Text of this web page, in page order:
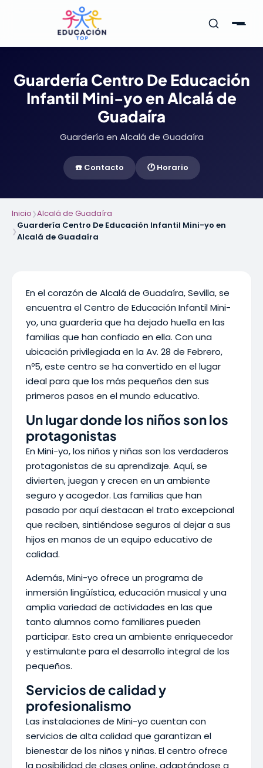
Guardería Centro De Educación
Infantil Mini-yo en Alcalá de
Guadaíra
Guardería en Alcalá de Guadaíra
☎️ Contacto 🕐 Horario
Inicio❯Alcalá de Guadaíra
❯
Guardería Centro De Educación Infantil Mini-yo en
Alcalá de Guadaíra
En el corazón de Alcalá de Guadaíra, Sevilla, se
encuentra el Centro de Educación Infantil Mini-
yo, una guardería que ha dejado huella en las
familias que han confiado en ella. Con una
ubicación privilegiada en la Av. 28 de Febrero,
nº5, este centro se ha convertido en el lugar
ideal para que los más pequeños den sus
primeros pasos en el mundo educativo.
Un lugar donde los niños son los
protagonistas
En Mini-yo, los niños y niñas son los verdaderos
protagonistas de su aprendizaje. Aquí, se
divierten, juegan y crecen en un ambiente
seguro y acogedor. Las familias que han
pasado por aquí destacan el trato excepcional
que reciben, sintiéndose seguros al dejar a sus
hijos en manos de un equipo educativo de
calidad.
Además, Mini-yo ofrece un programa de
inmersión lingüística, educación musical y una
amplia variedad de actividades en las que
tanto alumnos como familiares pueden
participar. Esto crea un ambiente enriquecedor
y estimulante para el desarrollo integral de los
pequeños.
Servicios de calidad y
profesionalismo
Las instalaciones de Mini-yo cuentan con
servicios de alta calidad que garantizan el
bienestar de los niños y niñas. El centro ofrece
la posibilidad de clases online, adaptándose a